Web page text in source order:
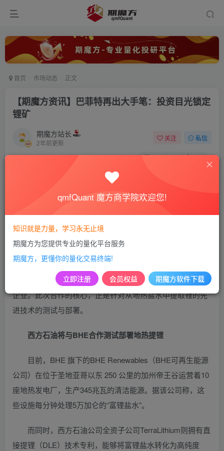
首页 市场动态 正文
【期魔方资讯】巴菲特再出大手笔：投资目光锁定
锂矿
期魔方站长
2年前更新
关注 私信
0 9150 132
特，再度展现其独到的投资眼光，将目光聚焦在新能源汽车
产业链的上游关键材料——锂。
就在美东时间的周二，巴菲特重仓的西方石油公司与伯克希
尔哈撒韦能源公司（BHE）携手宣布，将共同创立一家合资
企业。此次合作的核心，正是针对从地热盐水中提取锂的先
进技术的测试与部署。
西方石油将与BHE合作测试部署地热提锂
目前，BHE 旗下的BHE Renewables（BHE可再生能源
公司）在位于圣地亚哥以东 250 公里的加州帝王谷运营着10
座地热发电厂，生产345兆瓦的清洁能源。据该公司称，这
些设施每分钟处理5万加仑的“富锂盐水”。
而同时，西方石油公司全资子公司TerraLithium则拥有直
接提锂（DLE）技术专利，能够将富锂盐水转化为高纯度
qmfQuant 魔方商学院欢迎您!
知识就是力量，学习永无止境
期魔方为您提供专业的量化平台服务
期魔方，更懂你的量化交易终端!
立即注册 会员权益 期魔方软件下载